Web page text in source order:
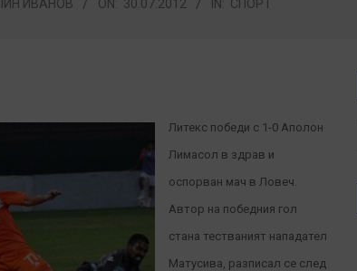
ИВАНОВ ON: 30.07.2012 IN: СПОРТ
Литекс победи с 1-0 Аполон
Лимасол в здрав и
оспорван мач в Ловеч.
Автор на победния гол
стана тестваният нападател
Матусива, разписал се след